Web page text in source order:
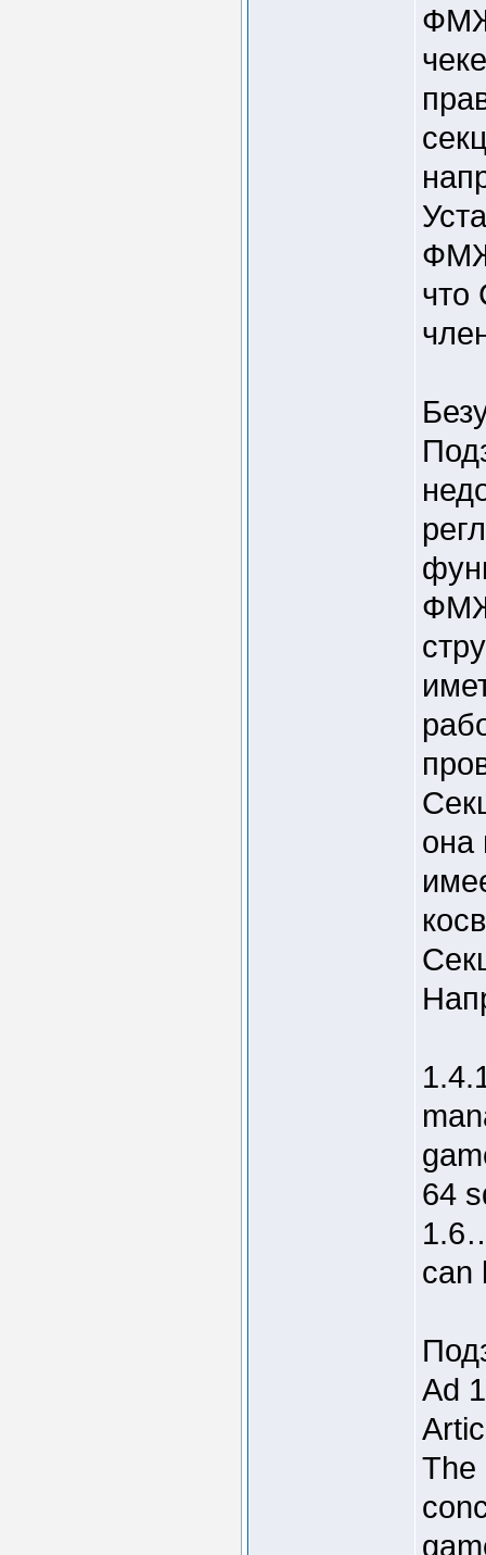
что
она
64
can
Ad
The